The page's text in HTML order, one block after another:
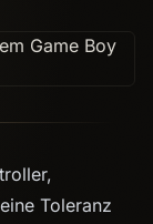
Toleranz